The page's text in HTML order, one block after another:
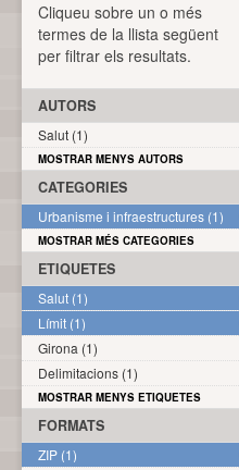
Cliqueu sobre un o més
termes de la llista següent
per filtrar els resultats.
AUTORS
Salut (1)
MOSTRAR MENYS AUTORS
CATEGORIES
Urbanisme i infraestructures (1)
MOSTRAR MÉS CATEGORIES
ETIQUETES
Salut (1)
Límit (1)
Girona (1)
Delimitacions (1)
MOSTRAR MENYS ETIQUETES
FORMATS
ZIP (1)